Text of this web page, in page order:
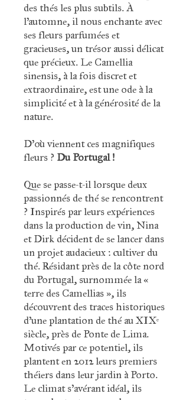
des thés les plus subtils. À
l’automne, il nous enchante avec
ses fleurs parfumées et
gracieuses, un trésor aussi délicat
que précieux. Le Camellia
sinensis, à la fois discret et
extraordinaire, est une ode à la
simplicité et à la générosité de la
nature.
D'où viennent ces magnifiques
fleurs ? Du Portugal !
Que se passe-t-il lorsque deux
passionnés de thé se rencontrent
? Inspirés par leurs expériences
dans la production de vin, Nina
et Dirk décident de se lancer dans
un projet audacieux : cultiver du
thé. Résidant près de la côte nord
du Portugal, surnommée la «
terre des Camellias », ils
découvrent des traces historiques
d’une plantation de thé au XIXᵉ
siècle, près de Ponte de Lima.
Motivés par ce potentiel, ils
plantent en 2012 leurs premiers
théiers dans leur jardin à Porto.
Le climat s’avérant idéal, ils